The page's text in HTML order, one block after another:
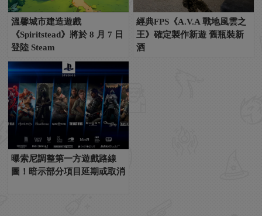
溫馨城市建造遊戲
《Spiritstead》將於 8 月 7 日
登陸 Steam
經典FPS《A.V.A 戰地風雲之
王》確定製作新遊 舊瓶裝新
酒
曝索尼調整第一方遊戲路線
圖！暗示部分項目延期或取消